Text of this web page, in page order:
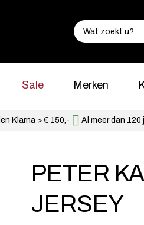
Sale Merken
Klarna > € 150,- Al meer dan
PETER
JERSEY